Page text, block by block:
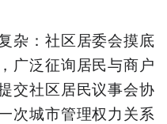
杂：社区居委会摸底
广泛征询居民与商户
交社区居民议事会协
次城市管理权力关系